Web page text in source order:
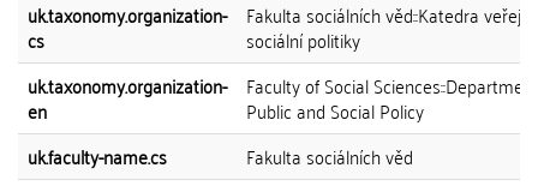
uk.taxonomy.organization-
cs
Fakulta sociálních věd::Katedra
sociální politiky
uk.taxonomy.organization-
en
Faculty of Social
Public and Social Policy
uk.faculty-name.cs
Fakulta sociálních věd